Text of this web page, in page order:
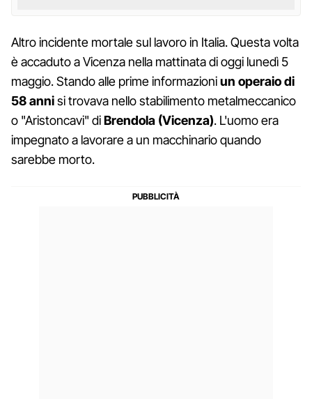
Altro incidente mortale sul lavoro in Italia. Questa volta
è accaduto a Vicenza nella mattinata di oggi lunedì 5
maggio. Stando alle prime informazioniun operaio di
58 annisi trovava nello stabilimento metalmeccanico
o "Aristoncavi" diBrendola (Vicenza). L'uomo era
impegnato a lavorare a un macchinario quando
sarebbe morto.